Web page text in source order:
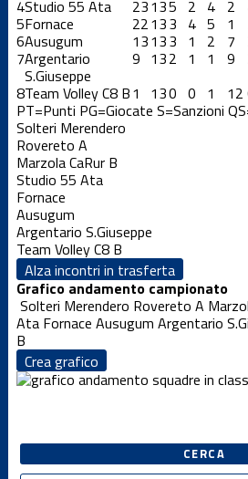
4Studio 55 Ata 23135 2 4 2
5Fornace 22133 4 5 1
6Ausugum 13133 1 2 7
7Argentario
S.Giuseppe
9 132 1 1 9
8Team Volley C8 B1 130 0 1 12
PT=Punti PG=Giocate S=Sanzioni
Solteri Merendero
Rovereto A
Marzola CaRur B
Studio 55 Ata
Fornace
Ausugum
Argentario S.Giuseppe
Team Volley C8 B
Alza incontri in trasferta
Grafico andamento campionato
Solteri Merendero Rovereto A
AtaFornace Ausugum Argentario
B
Crea grafico
CERCA